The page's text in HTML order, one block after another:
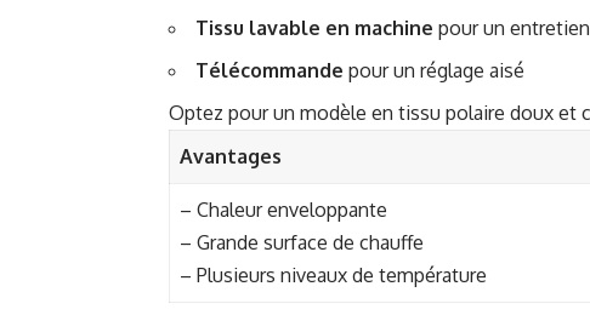
Tissu lavable en machine pour un
Télécommande pour un réglage aisé
Optez pour un modèle en tissu polaire doux et
Avantages
– Chaleur enveloppante
– Grande surface de chauffe
– Plusieurs niveaux de température